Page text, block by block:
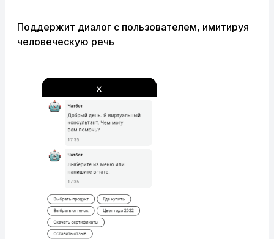
Поддержит диалог с пользователем, имитируя
человеческую речь